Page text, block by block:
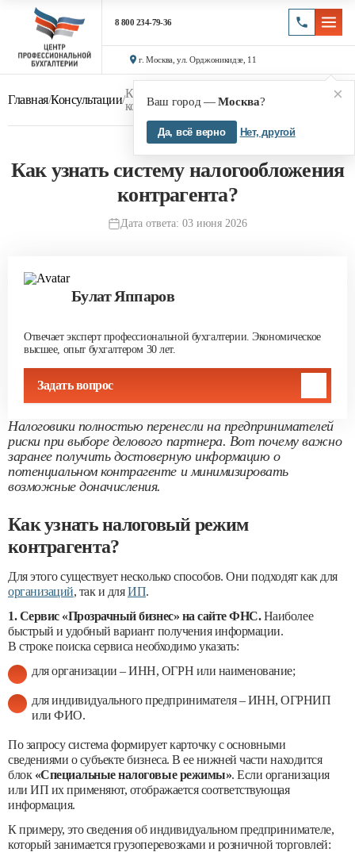
8 800 234-79-36
г. Москва, ул. Орджоникидзе, 11
×
Ваш город —Москва?
Да, всё верно Нет, другой
Главная/Консультации/Как узнать систему налогообложения
контрагента?
Как узнать систему налогообложения
контрагента?
Дата ответа: 03 июня 2026
Булат Яппаров
Отвечает эксперт профессиональной бухгалтерии. Экономическое
высшее, опыт бухгалтером 30 лет.
Задать вопрос
Налоговики полностью перенесли на предпринимателей
риски при выборе делового партнера. Вот почему важно
заранее получить достоверную информацию о
потенциальном контрагенте и минимизировать
возможные доначисления.
Как узнать налоговый режим
контрагента?
Для этого существует несколько способов. Они подходят как для
организаций, так и дляИП.
1. Сервис «Прозрачный бизнес» на сайте ФНС.Наиболее
быстрый и удобный вариант получения информации.
В строке поиска сервиса необходимо указать:
для организации – ИНН, ОГРН или наименование;
для индивидуального предпринимателя – ИНН, ОГРНИП
или ФИО.
По запросу система формирует карточку с основными
сведениями о субъекте бизнеса. В ее нижней части находится
блок «Специальные налоговые режимы». Если организация
или ИП их применяют, отображается соответствующая
информация.
К примеру, это сведения об индивидуальном предпринимателе,
который занимается грузоперевозками и розничной торговлей: